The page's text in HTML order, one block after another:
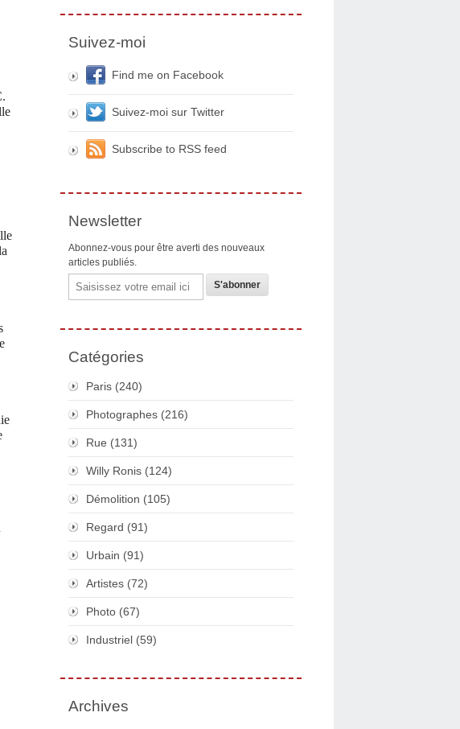
Suivez-moi
Find me on Facebook
Suivez-moi sur Twitter
Subscribe to RSS feed
Newsletter
Abonnez-vous pour être averti des nouveaux
articles publiés.
Email
Catégories
Paris (240)
Photographes (216)
Rue (131)
Willy Ronis (124)
Démolition (105)
Regard (91)
Urbain (91)
Artistes (72)
Photo (67)
Industriel (59)
Archives